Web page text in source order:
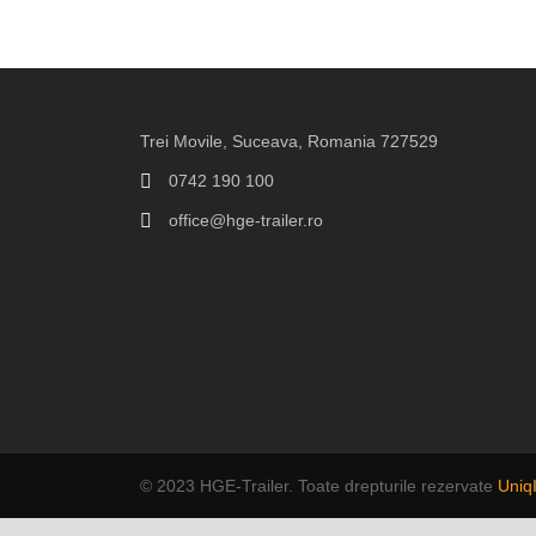
Trei Movile, Suceava, Romania 727529
0742 190 100
office@hge-trailer.ro
© 2023 HGE-Trailer. Toate drepturile rezervate